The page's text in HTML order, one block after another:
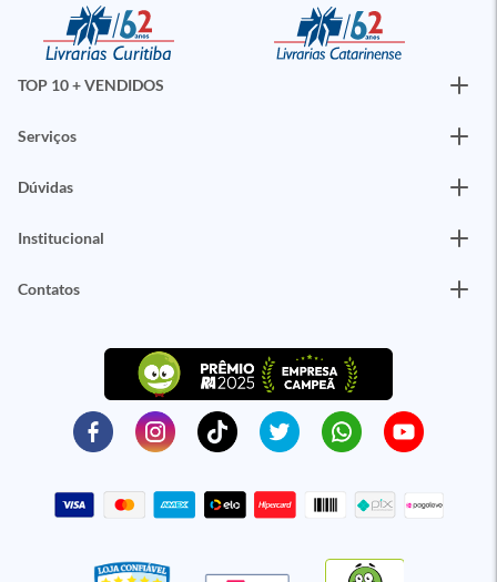
TOP 10 + VENDIDOS
Serviços
Dúvidas
Institucional
Contatos